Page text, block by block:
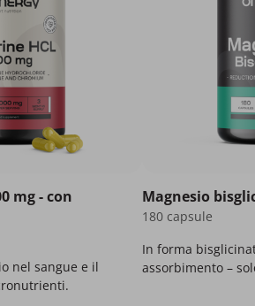
mg - con
nel sangue e il
Magnesio
180 capsule
In forma
assorbimento –